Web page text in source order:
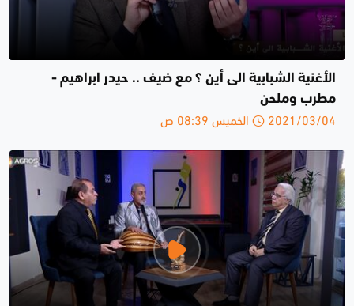
الأغنية الشبابية الى أين ؟ مع ضيف .. حيدر ابراهيم -
مطرب وملحن
2021/03/04 الخميس 08:39 ص